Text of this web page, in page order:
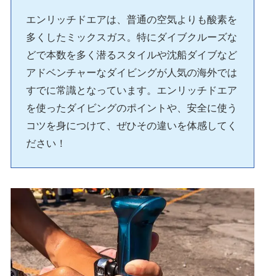
エンリッチドエアは、普通の空気よりも酸素を
多くしたミックスガス。特にダイブクルーズな
どで本数を多く潜るスタイルや沈船ダイブなど
アドベンチャーなダイビングが人気の海外では
すでに常識となっています。エンリッチドエア
を使ったダイビングのポイントや、安全に使う
コツを身につけて、ぜひその違いを体感してく
ださい！